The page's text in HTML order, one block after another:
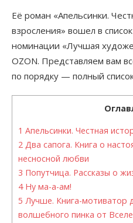
Её роман «Апельсинки.
взросления» вошел в
номинации «Лучшая
OZON. Представляем вам
по порядку — полный
1 Апельсинки. Честная
2 Два сапога. Книга о
несносной любви
3 Попутчица. Рассказы о
4Ну ма-а-ам!
5 Лучше. Книга-мотиватор
волшебного пинка от